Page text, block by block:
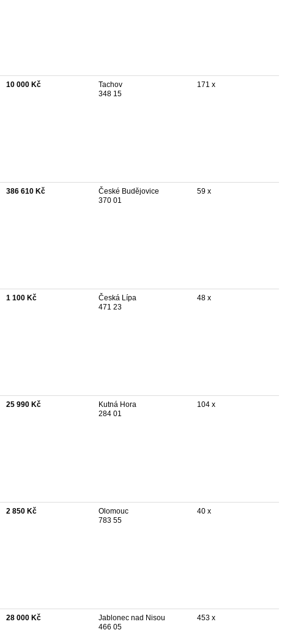
10 000 Kč
Tachov
348 15
171 x
386 610 Kč
České Budějovice
370 01
59 x
1 100 Kč
Česká Lípa
471 23
48 x
25 990 Kč
Kutná Hora
284 01
104 x
2 850 Kč
Olomouc
783 55
40 x
28 000 Kč
Jablonec nad Nisou
466 05
453 x